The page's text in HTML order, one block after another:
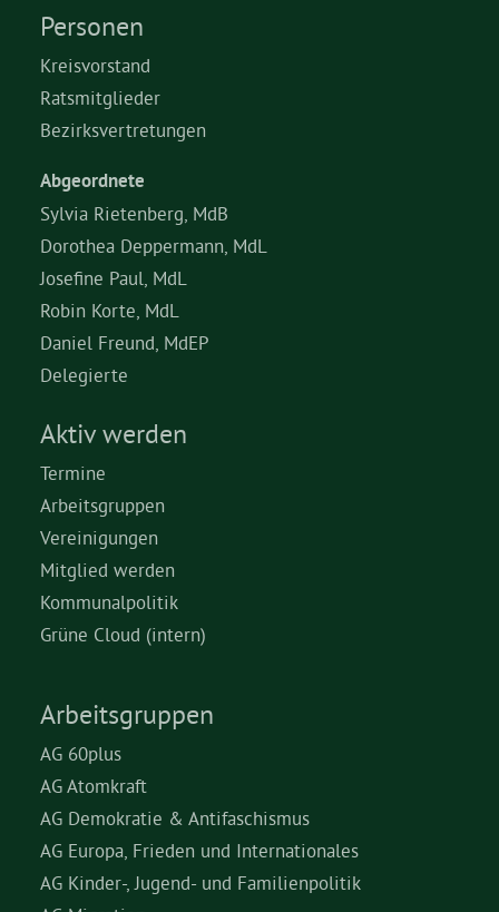
Personen
Kreisvorstand
Ratsmitglieder
Bezirksvertretungen
Abgeordnete
Sylvia Rietenberg, MdB
Dorothea Deppermann, MdL
Josefine Paul, MdL
Robin Korte, MdL
Daniel Freund, MdEP
Delegierte
Aktiv werden
Termine
Arbeitsgruppen
Vereinigungen
Mitglied werden
Kommunalpolitik
Grüne Cloud (intern)
Arbeitsgruppen
AG 60plus
AG Atomkraft
AG Demokratie & Antifaschismus
AG Europa, Frieden und Internationales
AG Kinder-, Jugend- und Familienpolitik